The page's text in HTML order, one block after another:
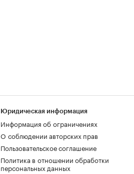
Юридическая информация
Информация об ограничениях
О соблюдении авторских прав
Пользовательское соглашение
Политика в отношении обработки
персональных данных